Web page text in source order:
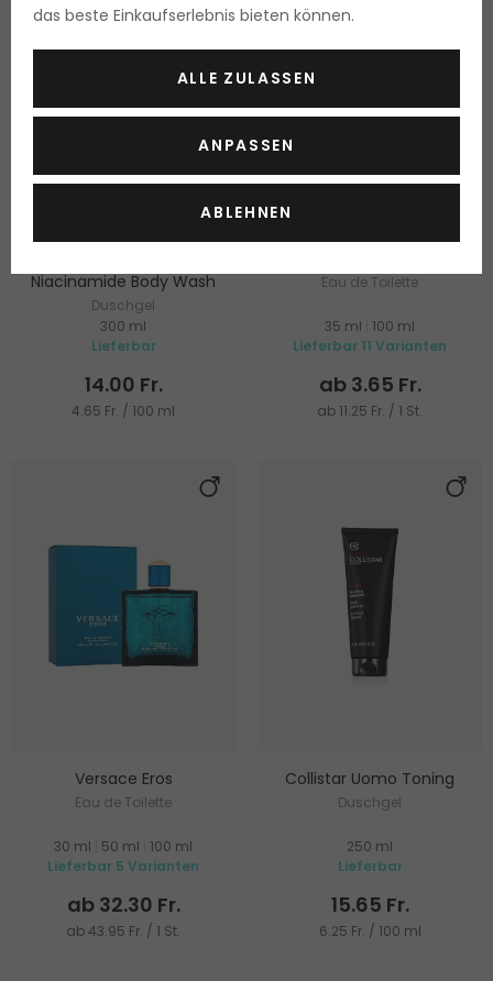
Niacinamide Body Wash
Duschgel
300 ml
Lieferbar
14.00 Fr.
4.65 Fr. / 100 ml
Eau de Toilette
35 ml
100 ml
Lieferbar 11 Varianten
ab 3.65 Fr.
ab 11.25 Fr. / 1 St.
Versace Eros
Eau de Toilette
30 ml 50 ml
100 ml
Lieferbar 5 Varianten
ab 32.30 Fr.
ab 43.95 Fr. / 1 St.
Collistar Uomo Toning
Duschgel
250 ml
Lieferbar
15.65 Fr.
6.25 Fr. / 100 ml
das beste Einkaufserlebnis bieten können.
ALLE ZULASSEN
ANPASSEN
ABLEHNEN